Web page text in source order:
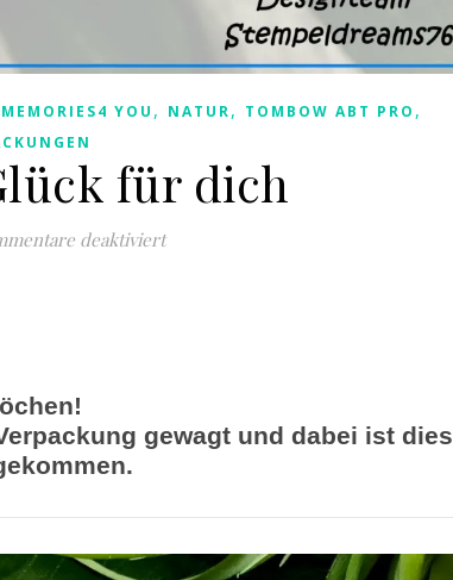
YOU , NATUR, TOMBOW ABT PRO ,
für dich
deaktiviertfür Ein wenig Glück für dich
gewagt und dabei ist dies